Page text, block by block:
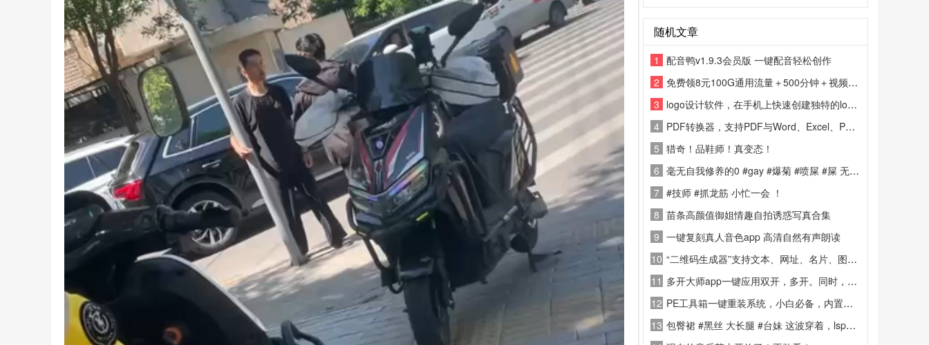
随机文章
1
配音鸭v1.9.3会员版 一键配音轻松创作
2 免费领8元100G通用流量＋500分钟＋视频会员
3 logo设计软件，在手机上快速创建独特的logo。
4 PDF转换器，支持PDF与Word、Excel、PPT、图片等多种格式互转，操作简单一键转换，保留原文档排版与清晰度。
5 猎奇！品鞋师！真变态！
6 毫无自我修养的0 #gay #爆菊 #喷屎 #屎 无不良引导
7 #技师 #抓龙筋 小忙一会 ！
8 苗条高颜值御姐情趣自拍诱惑写真合集
9 一键复刻真人音色app 高清自然有声朗读
10 “二维码生成器”支持文本、网址、名片、图片等多格式内容一键转为二维码
11 多开大师app一键应用双开，多开。同时，多开空间还支持各类主流游戏
12 PE工具箱一键重装系统，小白必备，内置多种电脑工具
13 包臀裙 #黑丝 大长腿 #台妹 这波穿着，lsp给多少分（满分10） #综艺 #娱乐 #毛病